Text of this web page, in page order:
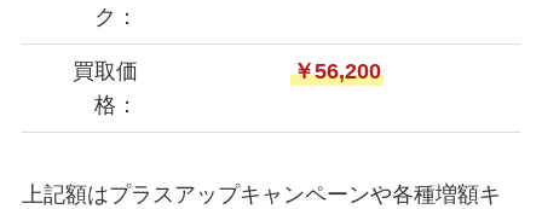
ク：
買取価
格：
￥56,200
上記額はプラスアップキャンペーンや各種増額キ